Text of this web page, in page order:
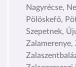
Nagyrécse,
Pölöskefő,
Szepetnek,
Zalamerenye,